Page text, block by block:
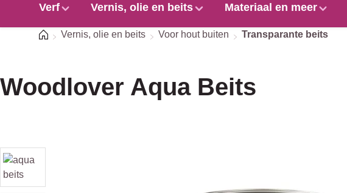
Verf Vernis, olie en beits Materiaal en meer
HomeVernis, olie en beits Voor hout buiten Transparante beits
Woodlover Aqua Beits
Afbeeldingengalerij overslaan